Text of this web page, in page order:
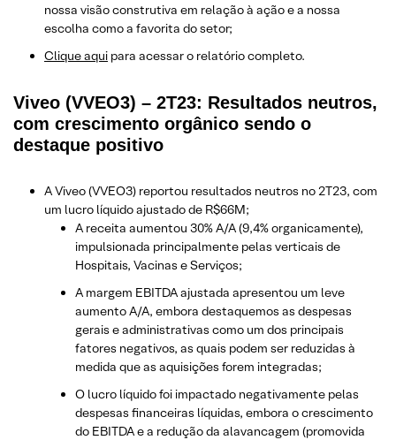
nossa visão construtiva em relação à ação e a nossa
escolha como a favorita do setor;
Clique aqui para acessar o relatório completo.
Viveo (VVEO3) – 2T23: Resultados neutros,
com crescimento orgânico sendo o
destaque positivo
A Viveo (VVEO3) reportou resultados neutros no 2T23, com
um lucro líquido ajustado de R$66M;
A receita aumentou 30% A/A (9,4% organicamente),
impulsionada principalmente pelas verticais de
Hospitais, Vacinas e Serviços;
A margem EBITDA ajustada apresentou um leve
aumento A/A, embora destaquemos as despesas
gerais e administrativas como um dos principais
fatores negativos, as quais podem ser reduzidas à
medida que as aquisições forem integradas;
O lucro líquido foi impactado negativamente pelas
despesas financeiras líquidas, embora o crescimento
do EBITDA e a redução da alavancagem (promovida